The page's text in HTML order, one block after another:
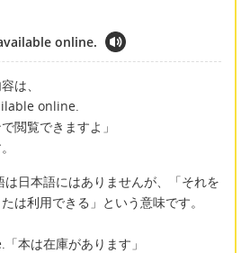
online.
は、
online.
閲覧できますよ」
日本語にはありませんが、「それを
は利用できる」という意味です。
本は在庫があります」